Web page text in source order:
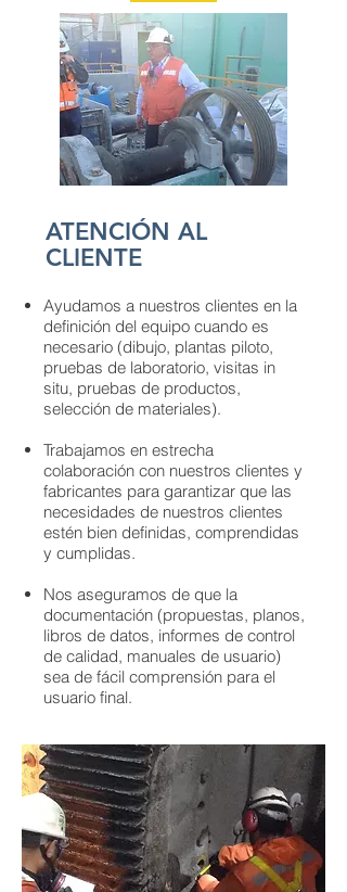
ATENCIÓN AL
CLIENTE
Ayudamos a nuestros clientes en la
definición del equipo cuando es
necesario (dibujo, plantas piloto,
pruebas de laboratorio, visitas in
situ, pruebas de productos,
selección de materiales).
Trabajamos en estrecha
colaboración con nuestros clientes y
fabricantes para garantizar que las
necesidades de nuestros clientes
estén bien definidas, comprendidas
y cumplidas.
Nos aseguramos de que la
documentación (propuestas, planos,
libros de datos, informes de control
de calidad, manuales de usuario)
sea de fácil comprensión para el
usuario final.